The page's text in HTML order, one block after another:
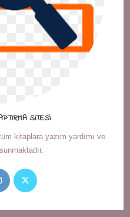
SITESI
kitaplara yazım yardımı ve
Opens
in
Opens